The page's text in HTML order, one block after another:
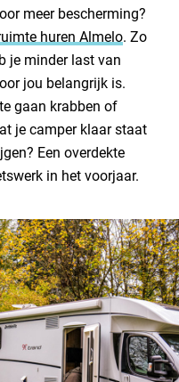
meer bescherming?
huren Almelo. Zo
je minder last van
jou belangrijk is.
gaan krabben of
je camper klaar staat
Een overdekte
in het voorjaar.